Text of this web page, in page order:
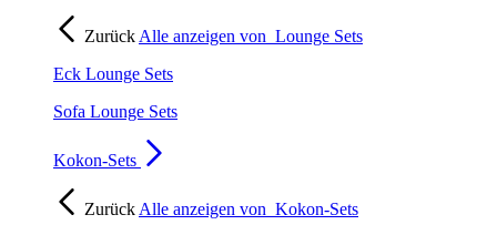
Zurück Alle anzeigen von Lounge Sets
Eck Lounge Sets
Sofa Lounge Sets
Kokon-Sets
Zurück Alle anzeigen von Kokon-Sets